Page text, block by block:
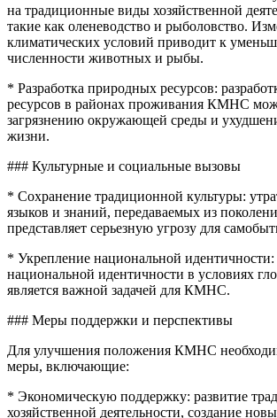
на традиционные виды хозяйственной
такие как оленеводство и рыболовство.
климатических условий приводит к
численности животных и рыбы.
* Разработка природных ресурсов:
ресурсов в районах проживания КМНС
загрязнению окружающей среды и
жизни.
### Культурные и социальные вызовы
* Сохранение традиционной культуры:
языков и знаний, передаваемых из
представляет серьезную угрозу для
* Укрепление национальной идентичности:
национальной идентичности в условиях
является важной задачей для КМНС.
### Меры поддержки и перспективы
Для улучшения положения КМНС
меры, включающие:
* Экономическую поддержку: развитие
хозяйственной деятельности, создание